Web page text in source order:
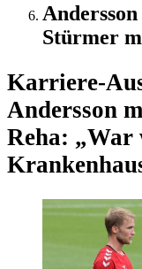
Stürmer
Karriere-
Andersson
Reha: „War